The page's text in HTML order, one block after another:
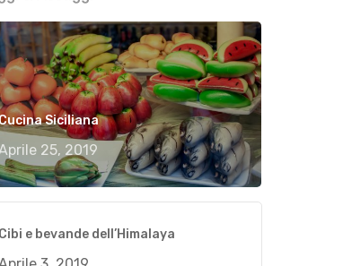
Siciliana
25, 2019
Cibi e bevande dell’Himalaya